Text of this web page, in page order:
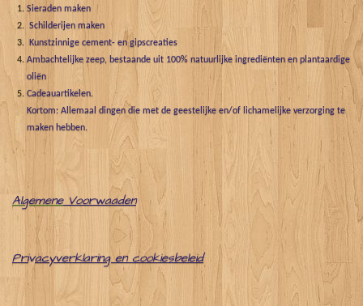
Sieraden maken
Schilderijen maken
Kunstzinnige cement- en gipscreaties
Ambachtelijke zeep, bestaande uit 100% natuurlijke ingrediënten en plantaardige
oliën
Cadeauartikelen.
Kortom: Allemaal dingen die met de geestelijke en/of lichamelijke verzorging te
maken hebben.
Algemene Voorwaaden
Privacyverklaring en cookiesbeleid